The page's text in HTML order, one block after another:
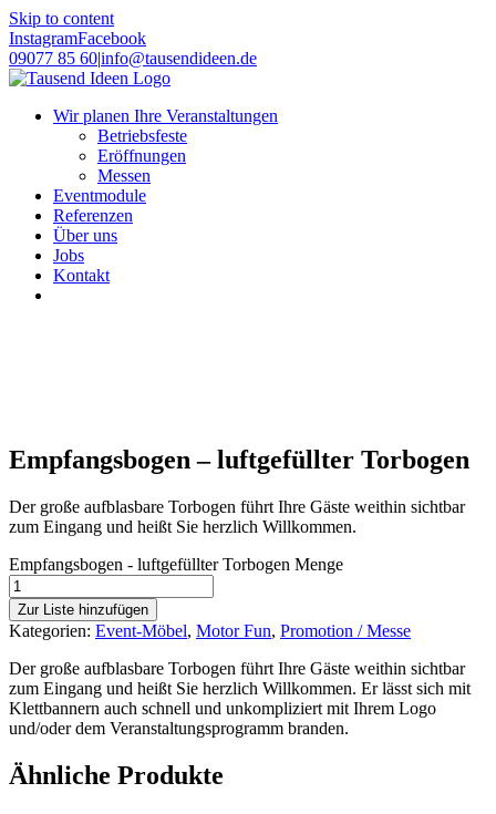
Skip to content
InstagramFacebook
09077 85 60|info@tausendideen.de
Wir planen Ihre Veranstaltungen
Betriebsfeste
Eröffnungen
Messen
Eventmodule
Referenzen
Über uns
Jobs
Kontakt
Empfangsbogen – luftgefüllter Torbogen
Der große aufblasbare Torbogen führt Ihre Gäste weithin sichtbar
zum Eingang und heißt Sie herzlich Willkommen.
Empfangsbogen - luftgefüllter Torbogen Menge
Zur Liste hinzufügen
Kategorien: Event-Möbel, Motor Fun, Promotion / Messe
Der große aufblasbare Torbogen führt Ihre Gäste weithin sichtbar
zum Eingang und heißt Sie herzlich Willkommen. Er lässt sich mit
Klettbannern auch schnell und unkompliziert mit Ihrem Logo
und/oder dem Veranstaltungsprogramm branden.
Ähnliche Produkte